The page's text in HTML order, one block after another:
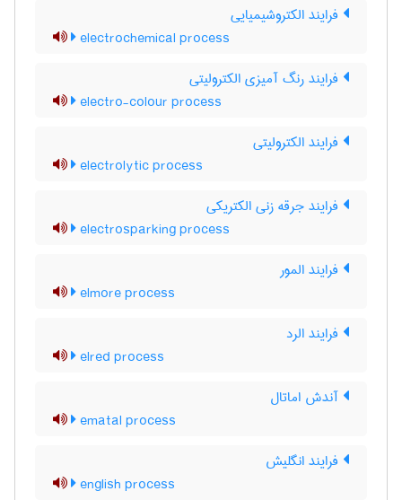
فرایند الکتروشیمیایی
electrochemical process
فرایند رنگ آمیزی الکترولیتی
electro-colour process
فرایند الکترولیتی
electrolytic process
فرایند جرقه زنی الکتریکی
electrosparking process
فرایند المور
elmore process
فرایند الرد
elred process
آندش اماتال
ematal process
فرایند انگلیش
english process